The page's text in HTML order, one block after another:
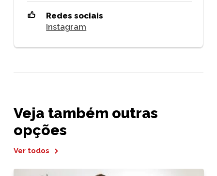
Redes sociais
Instagram
Veja também outras
opções
Ver todos